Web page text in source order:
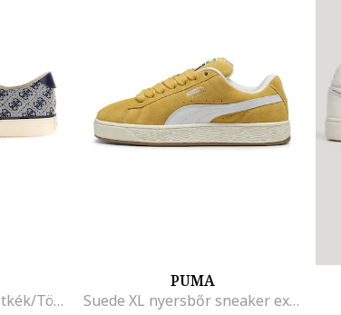
Logómintás cipő, Sötétkék/Törtfehér
PUMA
Suede XL nyersbőr sneaker extra fűzővel, Fehér/Szalmasárga